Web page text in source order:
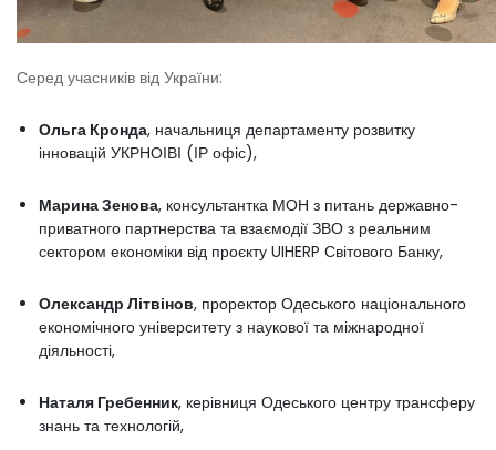
Серед учасників від України:
Ольга Кронда, начальниця департаменту розвитку
інновацій УКРНОІВІ (ІР офіс),
Марина Зенова, консультантка МОН з питань державно-
приватного партнерства та взаємодії ЗВО з реальним
сектором економіки від проєкту UIHERP Світового Банку,
Олександр Літвінов, проректор Одеського національного
економічного університету з наукової та міжнародної
діяльності,
Наталя Гребенник, керівниця Одеського центру трансферу
знань та технологій,